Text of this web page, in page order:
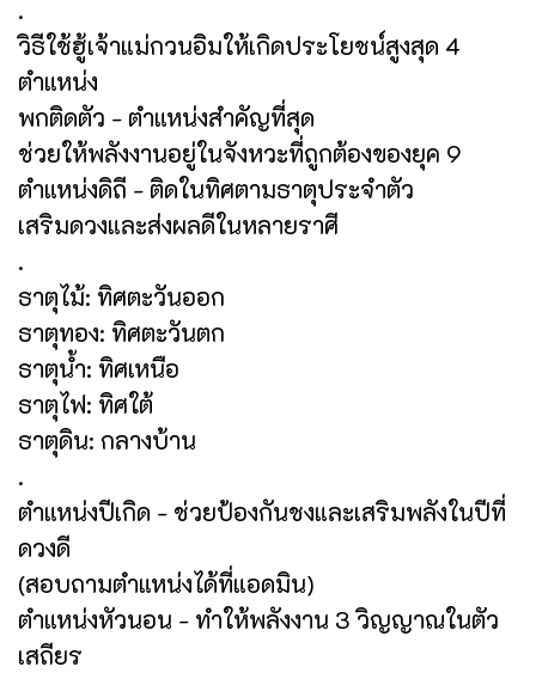
.
วิธีใช้ฮู้เจ้าแม่กวนอิมให้เกิดประโยชน์สูงสุด 4
ตำแหน่ง
พกติดตัว - ตำแหน่งสำคัญที่สุด
ช่วยให้พลังงานอยู่ในจังหวะที่ถูกต้องของยุค 9
ตำแหน่งดิถี - ติดในทิศตามธาตุประจำตัว
เสริมดวงและส่งผลดีในหลายราศี
.
ธาตุไม้: ทิศตะวันออก
ธาตุทอง: ทิศตะวันตก
ธาตุน้ำ: ทิศเหนือ
ธาตุไฟ: ทิศใต้
ธาตุดิน: กลางบ้าน
.
ตำแหน่งปีเกิด - ช่วยป้องกันชงและเสริมพลังในปีที่
ดวงดี
(สอบถามตำแหน่งได้ที่แอดมิน)
ตำแหน่งหัวนอน - ทำให้พลังงาน 3 วิญญาณในตัว
เสถียร